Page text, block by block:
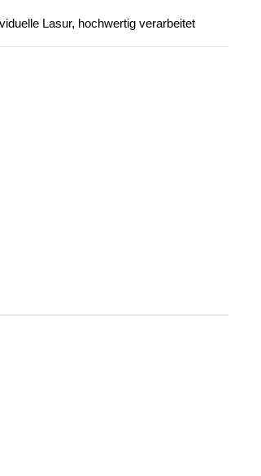
Lasur, hochwertig verarbeitet